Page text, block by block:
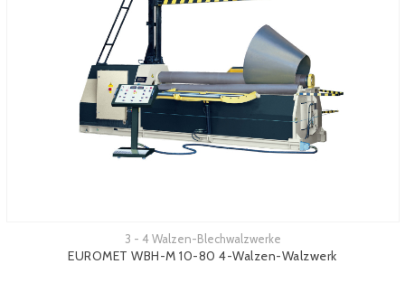
3 - 4 Walzen-Blechwalzwerke
EUROMET WBH-M 10-80 4-Walzen-Walzwerk